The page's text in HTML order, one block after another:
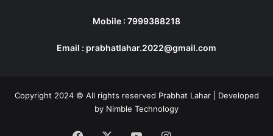
Mobile : 7999388218
Email : prabhatlahar.2022@gmail.com
Copyright 2024 © All rights reserved Prabhat Lahar | Developed
by Nimble Technology